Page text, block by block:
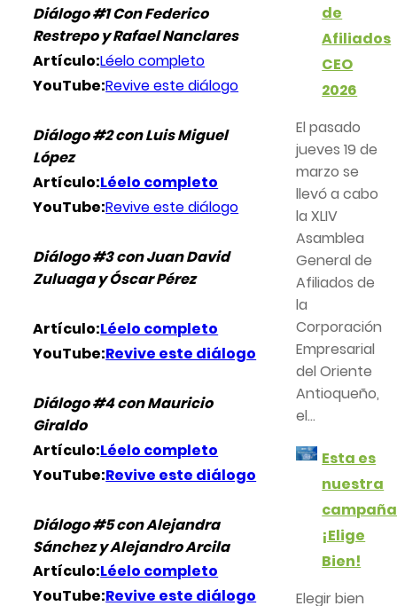
Diálogo #1 Con Federico
Restrepo y Rafael Nanclares
Artículo:Léelo completo
YouTube:Revive este diálogo
Diálogo #2 con Luis Miguel
López
Artículo:Léelo completo
YouTube:Revive este diálogo
Diálogo #3 con Juan David
Zuluaga y Óscar Pérez
Artículo:Léelo completo
YouTube:Revive este diálogo
Diálogo #4 con Mauricio
Giraldo
Artículo:Léelo completo
YouTube:Revive este diálogo
Diálogo #5 con Alejandra
Sánchez y Alejandro Arcila
Artículo:Léelo completo
YouTube:Revive este diálogo
de
Afiliados
CEO
2026
El pasado
jueves 19 de
marzo se
llevó a cabo
la XLIV
Asamblea
General de
Afiliados de
la
Corporación
Empresarial
del Oriente
Antioqueño,
el...
Esta es
nuestra
campaña
¡Elige
Bien!
Elegir bien